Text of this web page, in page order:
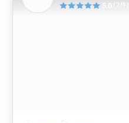
5.0 (2件)